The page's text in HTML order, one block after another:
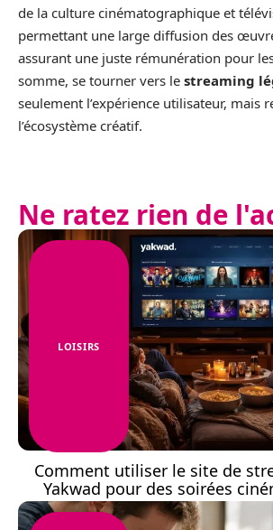
de la culture cinématographique et
permettant une large diffusion des
assurant une juste rémunération pour
somme, se tourner vers le streaming
seulement l’expérience utilisateur, mais
l’écosystème créatif.
Ne ratez rien de
LOISIRS
Comment utiliser le site de
Yakwad pour des soirées